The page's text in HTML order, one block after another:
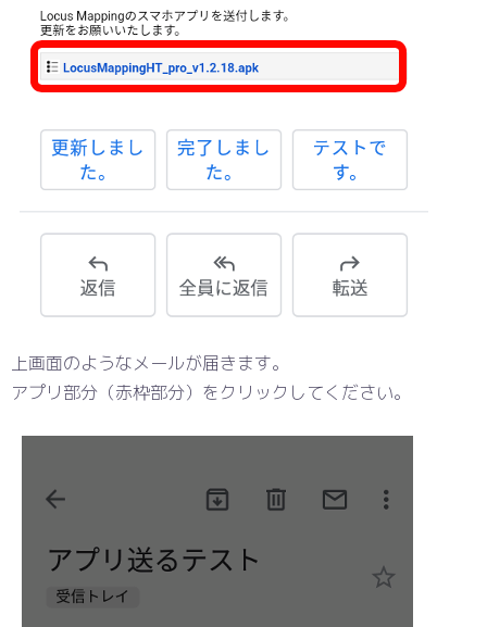
上画面のようなメールが届きます。
アプリ部分（赤枠部分）をクリックしてください。